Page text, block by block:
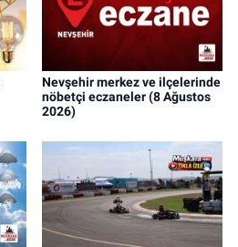
Nevşehir merkez ve ilçelerinde
nöbetçi eczaneler (8 Ağustos
2026)